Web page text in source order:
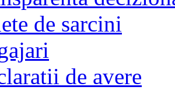
de sarcini
de avere